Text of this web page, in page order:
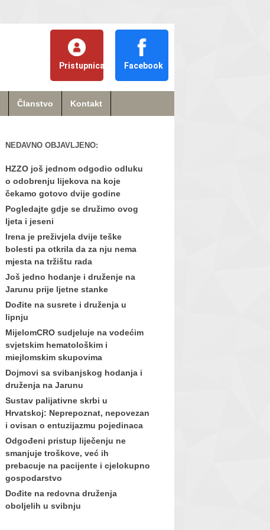
Pristupnica Facebook
Članstvo Kontakt
NEDAVNO OBJAVLJENO:
HZZO još jednom odgodio odluku
o odobrenju lijekova na koje
čekamo gotovo dvije godine
Pogledajte gdje se družimo ovog
ljeta i jeseni
Irena je preživjela dvije teške
bolesti pa otkrila da za nju nema
mjesta na tržištu rada
Još jedno hodanje i druženje na
Jarunu prije ljetne stanke
Dođite na susrete i druženja u
lipnju
MijelomCRO sudjeluje na vodećim
svjetskim hematološkim i
miejlomskim skupovima
Dojmovi sa svibanjskog hodanja i
druženja na Jarunu
Sustav palijativne skrbi u
Hrvatskoj: Neprepoznat, nepovezan
i ovisan o entuzijazmu pojedinaca
Odgođeni pristup liječenju ne
smanjuje troškove, već ih
prebacuje na pacijente i cjelokupno
gospodarstvo
Dođite na redovna druženja
oboljelih u svibnju